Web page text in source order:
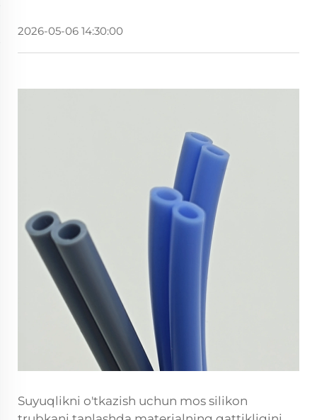
2026-05-06 14:30:00
Suyuqlikni o'tkazish uchun mos silikon